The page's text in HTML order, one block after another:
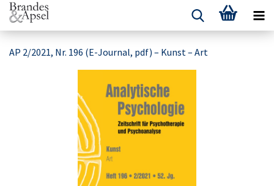
AP 2/2021, Nr. 196 (E-Journal, pdf) – Kunst – Art